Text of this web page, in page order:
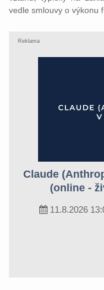
vedle smlouvy o výkonu
Reklama
Claude
(online -
11.8.2026